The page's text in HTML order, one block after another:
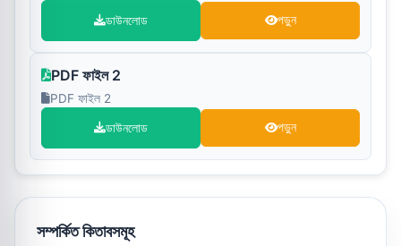
ডাউনলোড পড়ুন
PDF ফাইল 2
PDF ফাইল 2
ডাউনলোড পড়ুন
সম্পর্কিত কিতাবসমূহ